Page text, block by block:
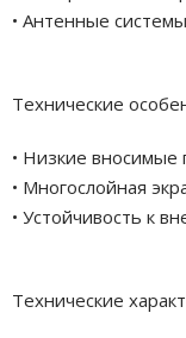
• Антенные системы
Технические
• Низкие вносимые
• Многослойная
• Устойчивость к
Технические